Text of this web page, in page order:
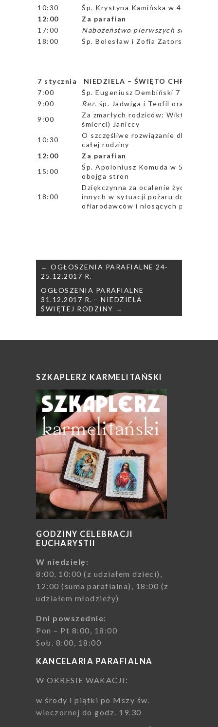
10:30
Śp. Krystyna Kamińska w 4 rocz. śm.
12:00
Za parafian
17:00
Nabożeństwo pierwszych sobót
18:00
Śp. Bolesław i Zofia Zatorscy oraz
7 stycznia NIEDZIELA – ŚWIĘTO CHRZTU
7:00
Śp. Eugeniusz Dembiński 7 greg.
9:00
Rez. śp. Jadwiga i Teofil oraz
9:00
Za zmarłych rodziców: Wiktoria (6
śmierci) Janiccy
10:30
O szczęśliwe rozwiązanie dla
całej rodziny
12:00
Za parafian
15:00
Śp. Apoloniusz Komuda w 5 rocz.
obojga stron
18:00
Dziękczynna za ocalenie życia i
innych w sytuacji pożaru domu, a
ofiarodawców i niosących pomoc –
Nawigacja
wpisu
← OGŁOSZENIA PARAFIALNE 24-
25.12.2017 R.
OGŁOSZENIA PARAFIALNE
31.12.2017 R. – NIEDZIELA
ŚWIĘTEJ RODZINY →
SZKAPLERZ KARMELITAŃSKI
GODZINY CELEBRACJI
EUCHARYSTII
W niedzielę:
8:00, 10:00 (z udziałem dzieci),
12:00 (suma parafialna), 18:00 (z
udziałem młodzieży)
Dni powszednie:
Pon – Pt 8:00, 18:00
Sob. 8:00, 18:00
KANCELARIA PARAFIALNA
W OKRESIE WAKACJI:
w środy i piątki po Mszy św.
wieczornej do godz. 19.30